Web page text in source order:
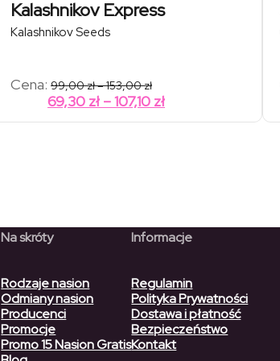
Kalashnikov Express
Kalashnikov Seeds
Cena: 99,00zł–153,00złZakres
cen:
od
99,00 zł
69,30 zł –107,10 złZakres
cen:
Na skróty
Rodzaje nasion
Odmiany nasion
Producenci
Promocje
Promo 15 Nasion Gratis
Informacje
Regulamin
Polityka Prywatności
Dostawa i płatność
Bezpieczeństwo
Kontakt